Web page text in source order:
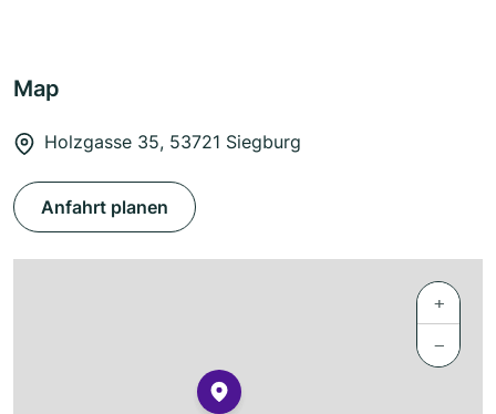
Map
Holzgasse 35, 53721 Siegburg
Anfahrt planen
+
−